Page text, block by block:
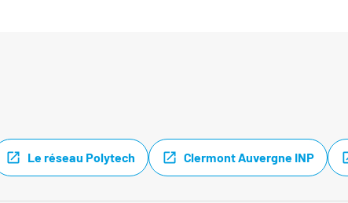
Le réseau Polytech Clermont Auvergne INP